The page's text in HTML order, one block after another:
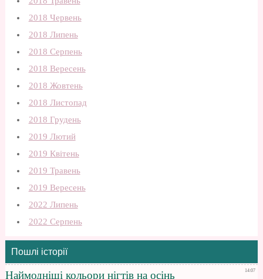
2018 Червень
2018 Липень
2018 Серпень
2018 Вересень
2018 Жовтень
2018 Листопад
2018 Грудень
2019 Лютий
2019 Квітень
2019 Травень
2019 Вересень
2022 Липень
2022 Серпень
Пошлі історії